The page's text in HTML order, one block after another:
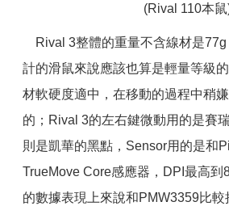
(Rival 110本鼠
Rival 3整體的重量不含線材是77g
計的滑鼠來說應該也算是輕量等級
材軟硬度適中，在移動的過程中稍
的；Rival 3的左右鍵微動用的是賽
則是凱華的黑點，Sensor用的是和
TrueMove Core感應器，DPI最高到
的數據表現上來說和PMW3359比